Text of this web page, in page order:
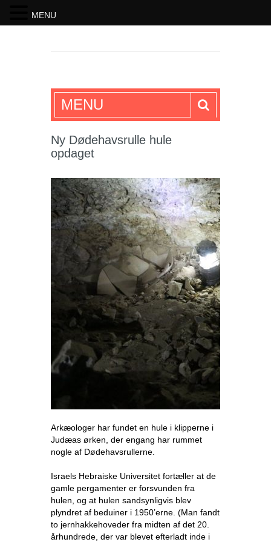
SKRIFTEN
MENU
Ny Dødehavsrulle hule
opdaget
Arkæologer har fundet en hule i klipperne i
Judæas ørken, der engang har rummet
nogle af Dødehavsrullerne.
Israels Hebraiske Universitet fortæller at de
gamle pergamenter er forsvunden fra
hulen, og at hulen sandsynligvis blev
plyndret af beduiner i 1950’erne. (Man fandt
to jernhakkehoveder fra midten af det 20.
århundrede, der var blevet efterladt inde i
MENU